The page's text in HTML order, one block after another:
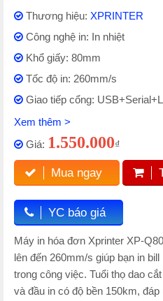
Thương hiệu: XPRINTER
Công nghệ in: In nhiệt
Khổ giấy: 80mm
Tốc độ in: 260mm/s
Giao tiếp cổng:
Xem thêm >
Giá: 1.550.000₫
Mua ngay
YC báo giá
Máy in hóa đơn Xprinter XP-
lên đến 260mm/s giúp bạn in
trong công việc. Tuổi thọ dao
và đầu in có độ bền 150km,